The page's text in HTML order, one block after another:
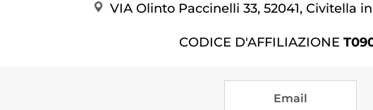
Amministrazione
VIA Olinto Paccinelli 33, 52041, Civitella
CODICE D'AFFILIAZIONE
Email